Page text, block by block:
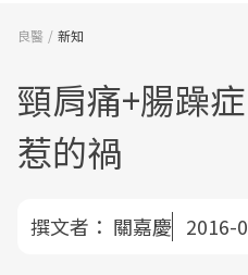
良醫 新知
頸肩痛+腸躁
惹的禍
撰文者： 關嘉慶 2016-